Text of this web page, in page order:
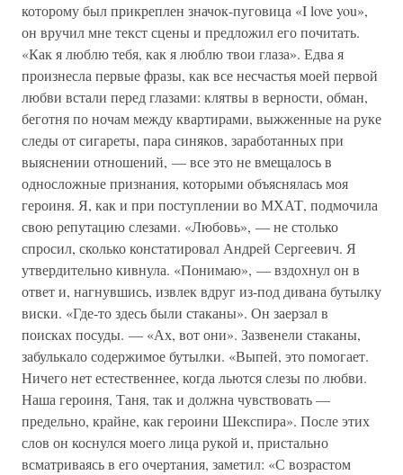
которому был прикреплен значок-пуговица «I love you»,
он вручил мне текст сцены и предложил его почитать.
«Как я люблю тебя, как я люблю твои глаза». Едва я
произнесла первые фразы, как все несчастья моей первой
любви встали перед глазами: клятвы в верности, обман,
беготня по ночам между квартирами, выжженные на руке
следы от сигареты, пара синяков, заработанных при
выяснении отношений, — все это не вмещалось в
односложные признания, которыми объяснялась моя
героиня. Я, как и при поступлении во МХАТ, подмочила
свою репутацию слезами. «Любовь», — не столько
спросил, сколько констатировал Андрей Сергеевич. Я
утвердительно кивнула. «Понимаю», — вздохнул он в
ответ и, нагнувшись, извлек вдруг из-под дивана бутылку
виски. «Где-то здесь были стаканы». Он заерзал в
поисках посуды. — «Ах, вот они». Зазвенели стаканы,
забулькало содержимое бутылки. «Выпей, это помогает.
Ничего нет естественнее, когда льются слезы по любви.
Наша героиня, Таня, так и должна чувствовать —
предельно, крайне, как героини Шекспира». После этих
слов он коснулся моего лица рукой и, пристально
всматриваясь в его очертания, заметил: «С возрастом